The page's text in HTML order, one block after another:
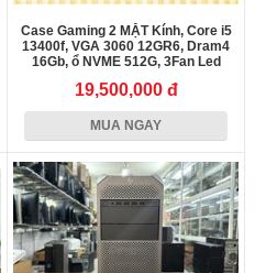
Case Gaming 2 MẶT Kính, Core i5
13400f, VGA 3060 12GR6, Dram4
16Gb, ổ NVME 512G, 3Fan Led
19,500,000 đ
MUA NGAY